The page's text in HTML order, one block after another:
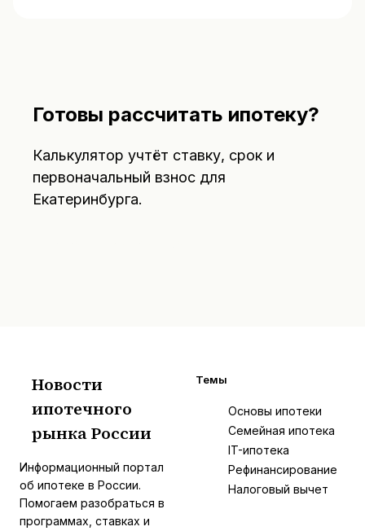
Готовы рассчитать ипотеку?
Калькулятор учтёт ставку, срок и
первоначальный взнос для
Екатеринбурга.
Новости
ипотечного
рынка России
Информационный портал
об ипотеке в России.
Помогаем разобраться в
программах, ставках и
Темы
Основы ипотеки
Семейная ипотека
IT-ипотека
Рефинансирование
Налоговый вычет